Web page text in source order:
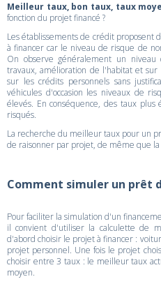
Meilleur taux, bon taux, taux
fonction du projet financé ?
Les établissements de crédit proposent
à financer car le niveau de risque de
On observe généralement un
travaux, amélioration de l'habitat et
sur les crédits personnels sans
véhicules d'occasion les niveaux de
élevés. En conséquence, des taux
risqués.
La recherche du meilleur taux pour un
de raisonner par projet, de même que
Comment simuler un prêt
Pour faciliter la simulation d'un
il convient d'utiliser la calculette de
d'abord choisir le projet à financer :
projet personnel. Une fois le projet
choisir entre 3 taux : le meilleur taux
moyen.